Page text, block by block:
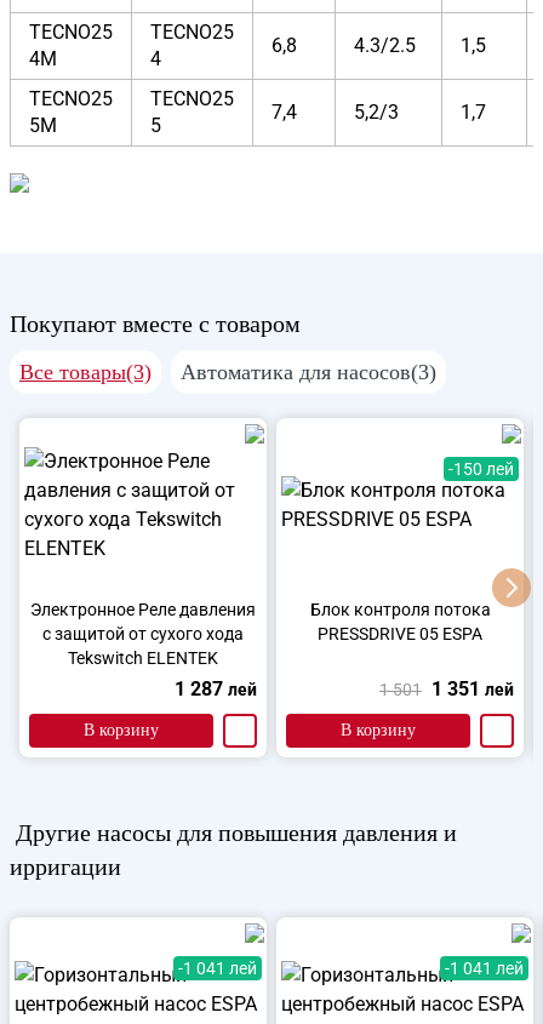
TECNO25
4M
TECNO25
4
6,8 4.3/2.5 1,5
TECNO25
5M
TECNO25
5
7,4 5,2/3 1,7
Покупают вместе с товаром
Все товары(3) Автоматика для насосов(3)
Электронное Реле давления
с защитой от сухого хода
Tekswitch ELENTEK
1 287 лей
В корзину
-150 лей
Блок контроля потока
PRESSDRIVE 05 ESPA
1 501 1 351 лей
В корзину
Другие насосы для повышения давления и
ирригации
-1 041 лей -1 041 лей